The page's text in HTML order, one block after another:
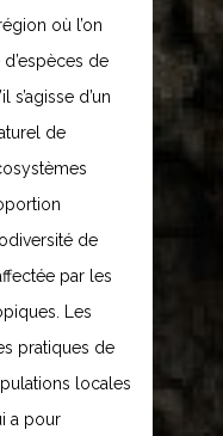
où l’on
de
s’agisse d’un
de
de
par les
Les
pratiques de
locales
a pour